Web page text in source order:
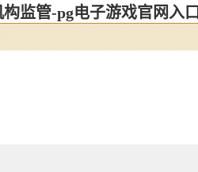
监管-pg电子游戏官网入口